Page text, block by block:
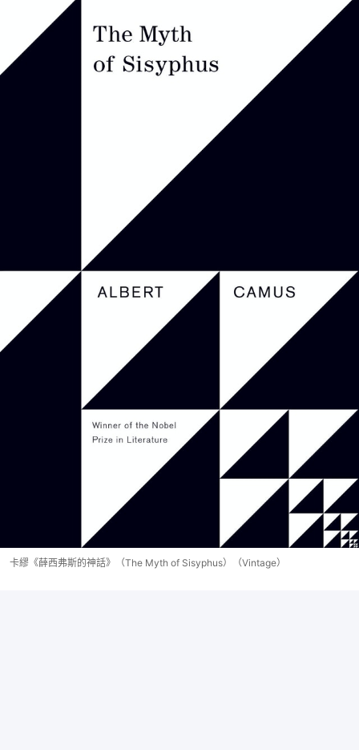
卡繆《薛西弗斯的神話》（The Myth of Sisyphus）（Vintage）